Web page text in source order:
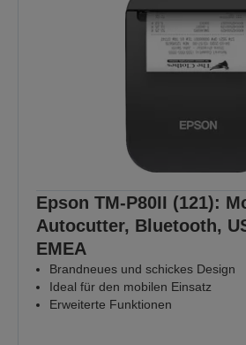
Epson TM-P80II (121):
Autocutter, Bluetooth,
EMEA
Brandneues und schickes Design
Ideal für den mobilen Einsatz
Erweiterte Funktionen